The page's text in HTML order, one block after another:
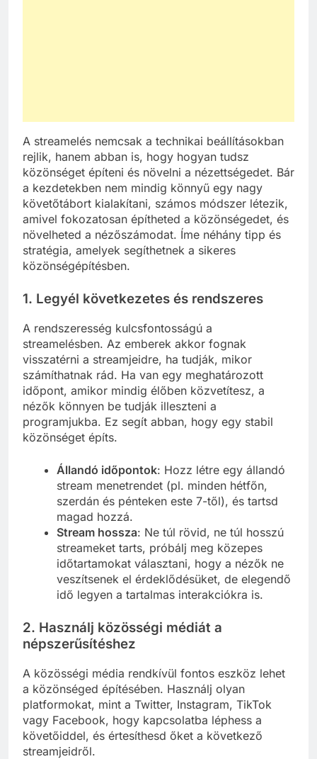
A streamelés nemcsak a technikai beállításokban
rejlik, hanem abban is, hogy hogyan tudsz
közönséget építeni és növelni a nézettségedet. Bár
a kezdetekben nem mindig könnyű egy nagy
követőtábort kialakítani, számos módszer létezik,
amivel fokozatosan építheted a közönségedet, és
növelheted a nézőszámodat. Íme néhány tipp és
stratégia, amelyek segíthetnek a sikeres
közönségépítésben.
1. Legyél következetes és rendszeres
A rendszeresség kulcsfontosságú a
streamelésben. Az emberek akkor fognak
visszatérni a streamjeidre, ha tudják, mikor
számíthatnak rád. Ha van egy meghatározott
időpont, amikor mindig élőben közvetítesz, a
nézők könnyen be tudják illeszteni a
programjukba. Ez segít abban, hogy egy stabil
közönséget építs.
Állandó időpontok: Hozz létre egy állandó
stream menetrendet (pl. minden hétfőn,
szerdán és pénteken este 7-től), és tartsd
magad hozzá.
Stream hossza: Ne túl rövid, ne túl hosszú
streameket tarts, próbálj meg közepes
időtartamokat választani, hogy a nézők ne
veszítsenek el érdeklődésüket, de elegendő
idő legyen a tartalmas interakciókra is.
2. Használj közösségi médiát a
népszerűsítéshez
A közösségi média rendkívül fontos eszköz lehet
a közönséged építésében. Használj olyan
platformokat, mint a Twitter, Instagram, TikTok
vagy Facebook, hogy kapcsolatba léphess a
követőiddel, és értesíthesd őket a következő
streamjeidről.